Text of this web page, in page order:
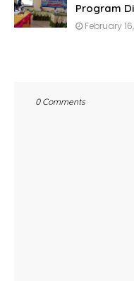
Program
February
0 Comments